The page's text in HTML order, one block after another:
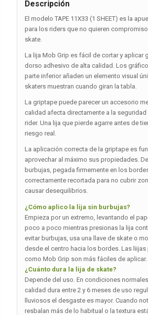
Descripción
El modelo TAPE 11X33 (1 SHEET) es la
para los riders que no quieren
skate.
La lija Mob Grip es fácil de cortar y aplicar
dorso adhesivo de alta calidad. Los
parte inferior añaden un elemento visual
skaters muestran cuando giran la tabla.
La griptape puede parecer un accesorio
calidad afecta directamente a la seguridad
rider. Una lija que pierde agarre antes de
riesgo real.
La aplicación correcta de la griptape es
aprovechar al máximo sus propiedades.
burbujas, pegada firmemente en los
correctamente recortada para no cubrir
causar desequilibrios.
¿Cómo aplico la lija sin burbujas?
Empieza por un extremo, levantando el
poco a poco mientras presionas la lija
evitar burbujas, usa una llave de skate o
desde el centro hacia los bordes. Las
como Mob Grip son más fáciles de aplicar.
¿Cuánto dura la lija de skate?
Depende del uso. En condiciones
calidad dura entre 2 y 6 meses de uso
lluviosos el desgaste es mayor. Cuando
resbalan más de lo habitual o la textura